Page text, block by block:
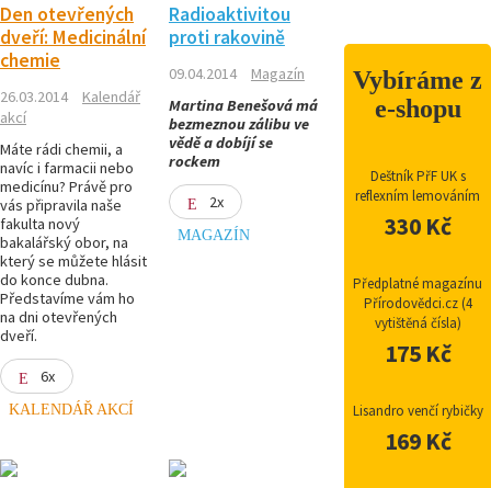
Den otevřených
dveří: Medicinální
chemie
26.03.2014
Kalendář
akcí
Máte rádi chemii, a
navíc i farmacii nebo
medicínu? Právě pro
vás připravila naše
fakulta nový
bakalářský obor, na
který se můžete hlásit
do konce dubna.
Představíme vám ho
na dni otevřených
dveří.
6x
KALENDÁŘ AKCÍ
Radioaktivitou
proti rakovině
09.04.2014
Magazín
Martina Benešová má
bezmeznou zálibu ve
vědě a dobíjí se
rockem
2x
MAGAZÍN
Vybíráme z
e-shopu
Deštník PřF UK s
reflexním lemováním
330 Kč
Předplatné magazínu
Přírodovědci.cz (4
vytištěná čísla)
175 Kč
Lisandro venčí rybičky
169 Kč